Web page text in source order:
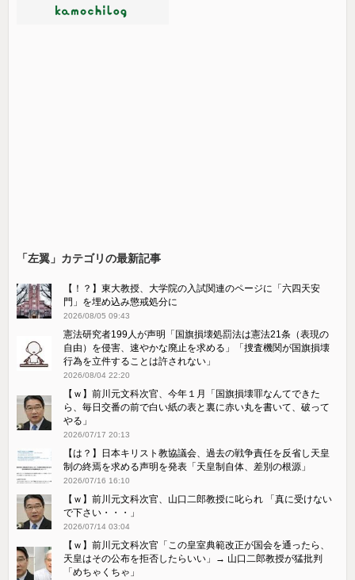
「左翼」カテゴリの最新記事
【！？】東大教授、大学院の入試関連のページに「六四天安
門」を埋め込み懲戒処分に
2026/08/05 09:43
憲法研究者199人が声明「国旗損壊処罰法は憲法21条（表現の
自由）を侵害、速やかな廃止を求める」「捜査機関が国旗損壊
行為を立件することは許されない」
2026/08/04 22:20
【ｗ】前川元文科次官、今年１月「国旗損壊罪なんてできた
ら、毎日交番の前で白い紙の表と裏に赤い丸を書いて、破って
やる」
2026/07/17 20:13
【は？】日本キリスト教協議会、過去の戦争責任を反省し天皇
制の終焉を求める声明を発表「天皇制自体、差別の根源」
2026/07/16 16:10
【ｗ】前川元文科次官、山口二郎教授に叱られ 「真に受けない
で下さい・・・」
2026/07/14 03:04
【ｗ】前川元文科次官「この皇室典範改正が国会を通ったら、
天皇はその公布を拒否したらいい」→ 山口二郎教授が猛批判
「めちゃくちゃ」